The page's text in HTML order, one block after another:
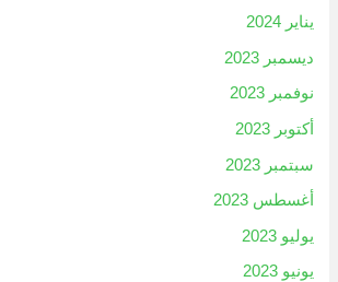
يناير 2024
ديسمبر 2023
نوفمبر 2023
أكتوبر 2023
سبتمبر 2023
أغسطس 2023
يوليو 2023
يونيو 2023